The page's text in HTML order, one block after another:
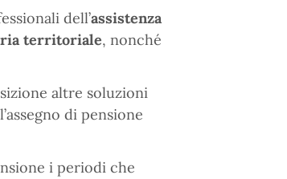
dell’assistenza
territoriale, nonché
altre soluzioni
di pensione
i periodi che